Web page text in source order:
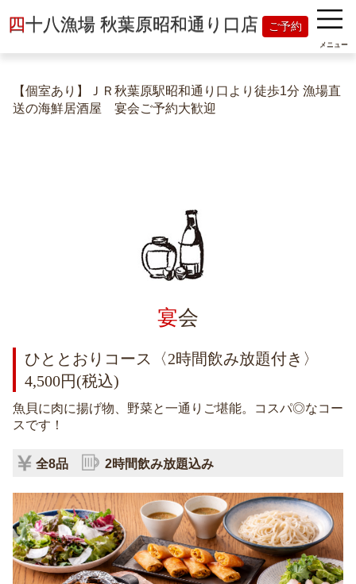
四十八漁場 秋葉原昭和通り口店 ご予約
メニュー
【個室あり】ＪＲ秋葉原駅昭和通り口より徒歩1分 漁場直
送の海鮮居酒屋 宴会ご予約大歓迎
宴会
ひととおりコース〈2時間飲み放題付き〉
4,500円(税込)
魚貝に肉に揚げ物、野菜と一通りご堪能。コスパ◎なコー
スです！
全8品 2時間飲み放題込み